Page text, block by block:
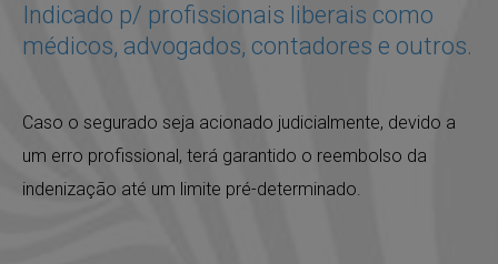
Indicado p/ profissionais liberais como
médicos, advogados, contadores e outros.
Caso o segurado seja acionado judicialmente, devido a
um erro profissional, terá garantido o reembolso da
indenização até um limite pré-determinado.